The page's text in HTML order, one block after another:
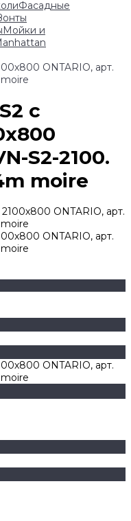
Фасадные
Мойки и
ONTARIO, арт.
с
S2-2100.
moire
ONTARIO, арт.
ONTARIO, арт.